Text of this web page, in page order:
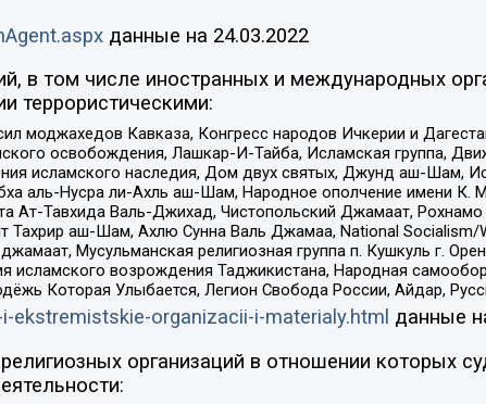
данные на 24.03.2022
в том числе иностранных и международных
террористическими:
Кавказа, Конгресс народов Ичкерии и
освобождения, Лашкар-И-Тайба, Исламская группа,
исламского наследия, Дом двух святых, Джунд аш-Шам,
аль-Нусра ли-Ахль аш-Шам, Народное ополчение имени К.
Ат-Тавхида Валь-Джихад, Чистопольский Джамаат, Рохнамо
аш-Шам, Ахлю Сунна Валь Джамаа, National Socialism/
Мусульманская религиозная группа п. Кушкуль г.
исламского возрождения Таджикистана, Народная
Которая Улыбается, Легион Свобода России, Айдар,
organizacii-i-materialy.html данные
организаций в отношении которых